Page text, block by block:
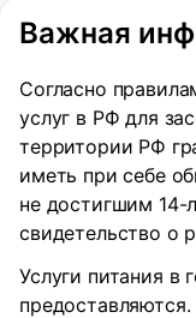
Важная
Согласно
услуг в РФ для
территории РФ
иметь при себе
не достигшим 14-
свидетельство о
Услуги питания в
предоставляются.